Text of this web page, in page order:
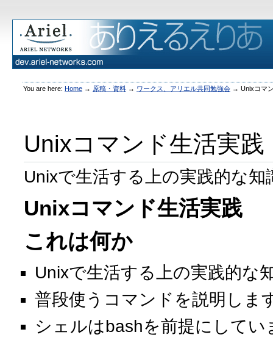
You are here: Home → 原稿・資料 → ワークス、アリエル共同勉強会 → Unixコマ
Unixコマンド生活実践
Unixで生活する上の実践的な知
Unixコマンド生活実践
これは何か
Unixで生活する上の実践的な
普段使うコマンドを説明しま
シェルはbashを前提にしてい